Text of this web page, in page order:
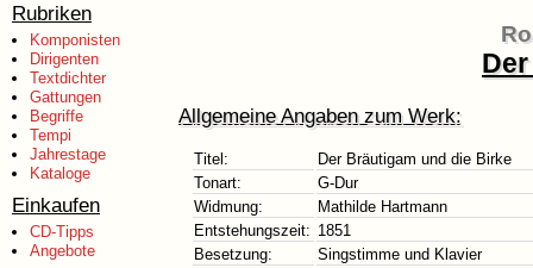
Rubriken
Komponisten
Dirigenten
Textdichter
Gattungen
Begriffe
Tempi
Jahrestage
Kataloge
Einkaufen
CD-Tipps
Angebote
Allgemeine Angaben zum Werk:
Titel:
Der Bräutigam und die Birke
Tonart:
G-Dur
Widmung:
Mathilde Hartmann
Entstehungszeit: 1851
Besetzung:
Singstimme und Klavier